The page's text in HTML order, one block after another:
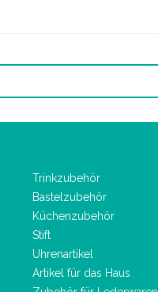
Trinkzubehör
Bastelzubehör
Küchenzubehör
Stift
Uhrenartikel
Artikel für das Haus